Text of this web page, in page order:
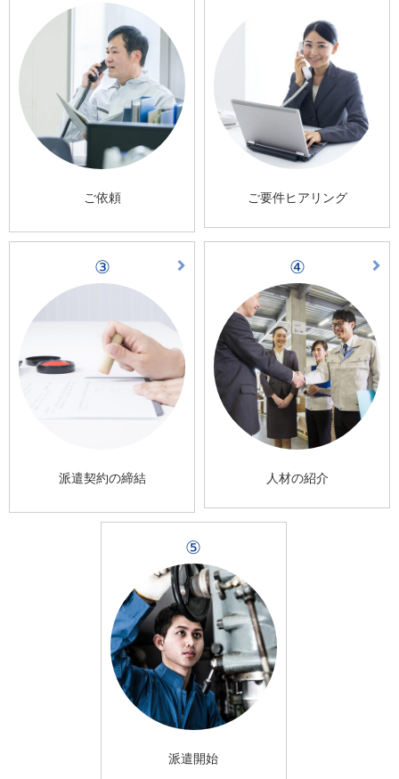
ご依頼 ご要件ヒアリング
③
派遣契約の締結
④
人材の紹介
⑤
派遣開始